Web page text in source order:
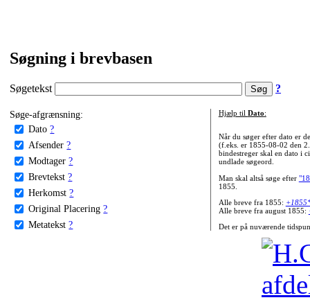
Søgning i brevbasen
Søgetekst ?
Søge-afgrænsning:
Dato ?
Afsender ?
Modtager ?
Brevtekst ?
Herkomst ?
Original Placering ?
Metatekst ?
Hjælp til Dato:
Når du søger efter dato er
(f.eks. er 1855-08-02 den
bindestreger skal en dato i
undlade søgeord.
Man skal altså søge efter
1855.
Alle breve fra 1855:
Alle breve fra august 1855:
Det er på nuværende